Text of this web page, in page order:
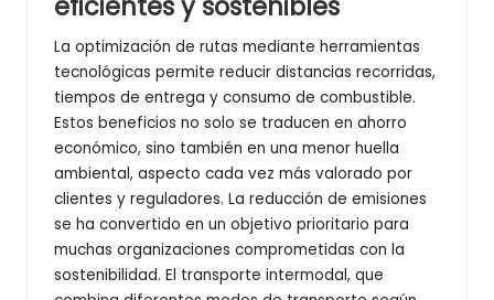
La optimización de rutas mediante herramientas
tecnológicas permite reducir distancias recorridas,
tiempos de entrega y consumo de combustible.
Estos beneficios no solo se traducen en ahorro
económico, sino también en una menor huella
ambiental, aspecto cada vez más valorado por
clientes y reguladores. La reducción de emisiones
se ha convertido en un objetivo prioritario para
muchas organizaciones comprometidas con la
sostenibilidad. El transporte intermodal, que